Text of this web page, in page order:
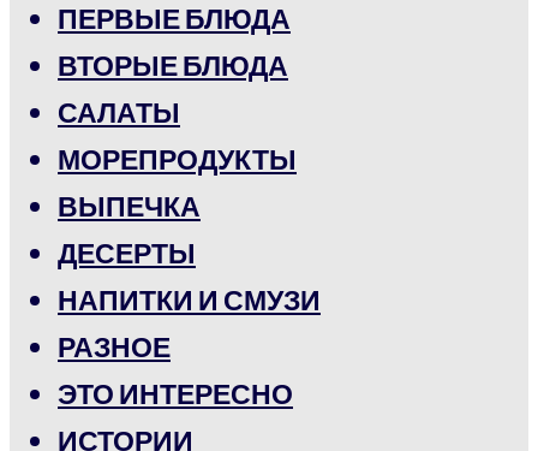
ПЕРВЫЕ БЛЮДА
ВТОРЫЕ БЛЮДА
САЛАТЫ
МОРЕПРОДУКТЫ
ВЫПЕЧКА
ДЕСЕРТЫ
НАПИТКИ И СМУЗИ
РАЗНОЕ
ЭТО ИНТЕРЕСНО
ИСТОРИИ